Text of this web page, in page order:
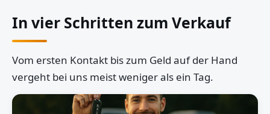
In vier Schritten zum Verkauf
Vom ersten Kontakt bis zum Geld auf der Hand
vergeht bei uns meist weniger als ein Tag.